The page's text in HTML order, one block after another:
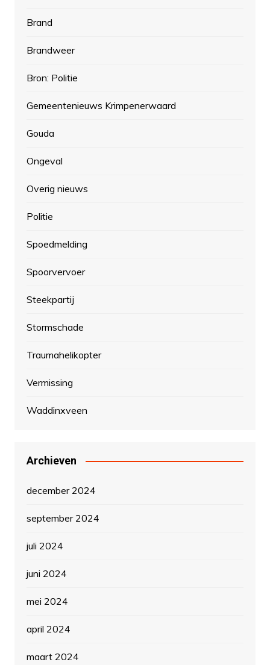
Brand
Brandweer
Bron: Politie
Gemeentenieuws Krimpenerwaard
Gouda
Ongeval
Overig nieuws
Politie
Spoedmelding
Spoorvervoer
Steekpartij
Stormschade
Traumahelikopter
Vermissing
Waddinxveen
Archieven
december 2024
september 2024
juli 2024
juni 2024
mei 2024
april 2024
maart 2024